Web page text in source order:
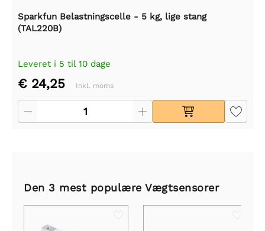
Sparkfun Belastningscelle - 5 kg, lige stang
(TAL220B)
Leveret i 5 til 10 dage
€ 24,25 Inkl. moms
Den 3 mest populære Vægtsensorer